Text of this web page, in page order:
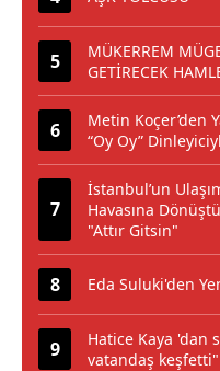
MÜKERREM
GETİRECEK
Metin Koçer’den
“Oy Oy”
İstanbul’un
Havasına
"Attır Gitsin"
Eda Suluki'den
Hatice Kaya 'dan
vatandaş keşfetti"